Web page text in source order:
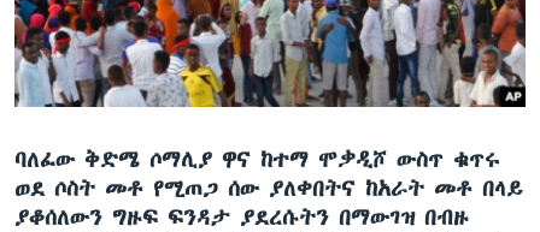
ቋንቋዎች
ባለፈው ቅድሜ ሶማሊያ ዋና ከተማ ሞቃዲሾ ውስጥ ቁጥሩ
ወደ ሶስት መቶ የሚጠጋ ሰው ያለቀበትና ከአራት መቶ በላይ
ያቆሰለውን ግዙፍ ፍንዳታ ያደረሱትን በማውገዝ በብዙ